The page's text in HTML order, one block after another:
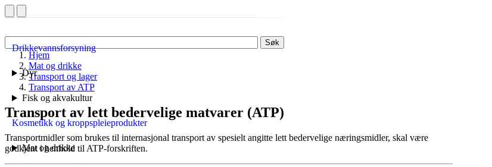
Søk
Drikkevannsforsyning
Dyr
Fisk og akvakultur
Kosmetikk og kroppspleieprodukter
Mat og drikke
Hjem
Mat og drikke
Transport og lager
Transport av ATP
Transport av lett bedervelige matvarer (ATP)
Transportmidler som brukes til internasjonal transport av spesielt angitte lett bedervelige næringsmidler, skal være
godkjent i henhold til ATP-forskriften.